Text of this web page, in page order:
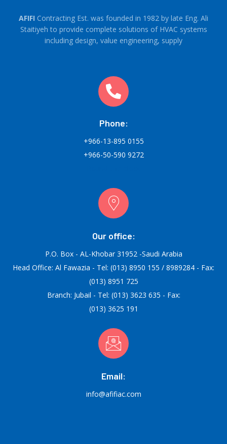
AFIFI Contracting Est. was founded in 1982 by late Eng. Ali
Staitiyeh to provide complete solutions of HVAC systems
including design, value engineering, supply
Phone:
+966-13-895 0155
+966-50-590 9272
Our office:
P.O. Box - AL-Khobar 31952 -Saudi Arabia
Head Office: Al Fawazia - Tel: (013) 8950 155 / 8989284 - Fax:
(013) 8951 725
Branch: Jubail - Tel: (013) 3623 635 - Fax:
(013) 3625 191
Email:
info@afifiac.com